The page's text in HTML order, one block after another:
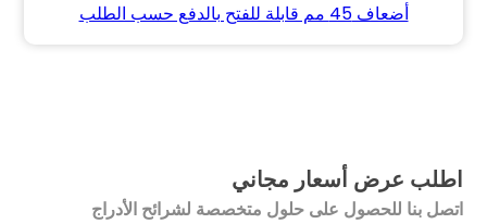
أضعاف 45 مم قابلة للفتح بالدفع حسب الطلب
اطلب عرض أسعار مجاني
اتصل بنا للحصول على حلول متخصصة لشرائح الأدراج